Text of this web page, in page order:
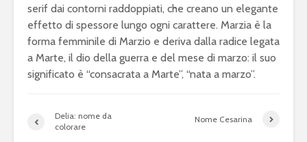
serif dai contorni raddoppiati, che creano un elegante
effetto di spessore lungo ogni carattere. Marzia è la
forma femminile di Marzio e deriva dalla radice legata
a Marte, il dio della guerra e del mese di marzo: il suo
significato è “consacrata a Marte”, “nata a marzo”.
Delia: nome da
colorare
Nome Cesarina